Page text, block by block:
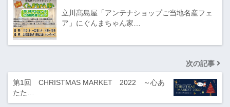
立川髙島屋「アンテナショップご当地名産フェ
ア」にぐんまちゃん家…
次の記事
第1回 CHRISTMAS MARKET 2022 ～心あ
たた…